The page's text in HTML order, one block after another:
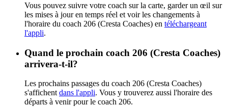
Vous pouvez suivre votre coach sur la carte, garder un œil sur
les mises à jour en temps réel et voir les changements à
l'horaire du coach 206 (Cresta Coaches) en téléchargeant
l'appli.
Quand le prochain coach 206 (Cresta Coaches)
arrivera-t-il?
Les prochains passages du coach 206 (Cresta Coaches)
s'affichent dans l'appli. Vous y trouverez aussi l'horaire des
départs à venir pour le coach 206.